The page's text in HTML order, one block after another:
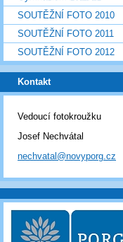
SOUTĚŽNÍ FOTO 2010
SOUTĚŽNÍ FOTO 2011
SOUTĚŽNÍ FOTO 2012
Kontakt
Vedoucí fotokroužku
Josef Nechvátal
nechvatal@novyporg.cz